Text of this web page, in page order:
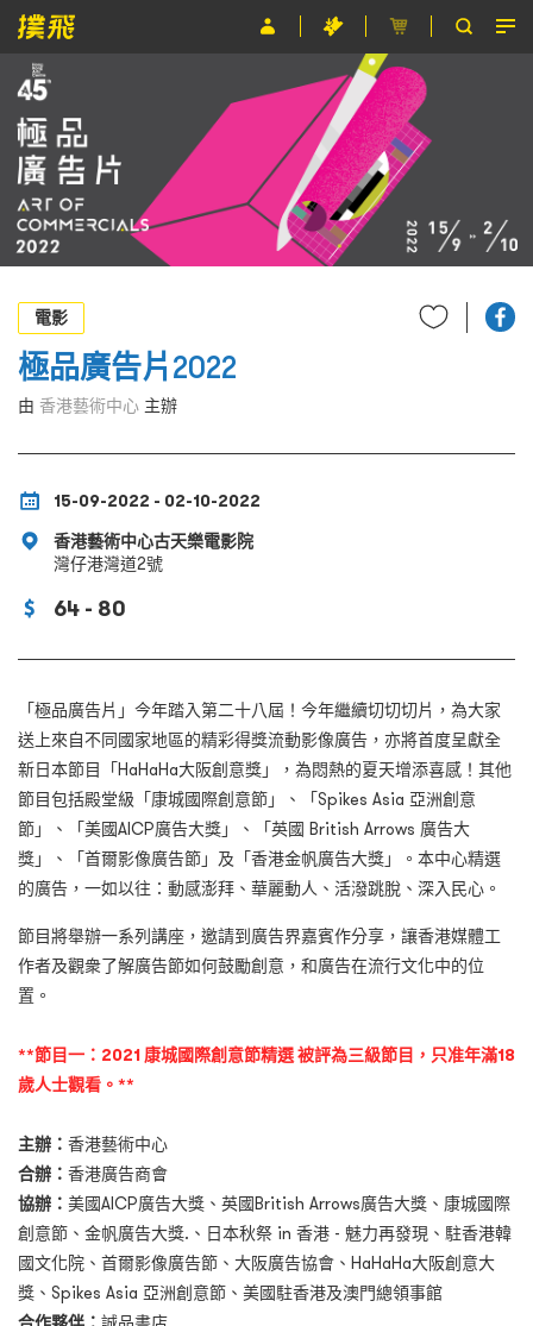
節目
主辦單位
關於撲飛
條款及細則
EN
電影
極品廣告片2022
由 香港藝術中心 主辦
15-09-2022 - 02-10-2022
香港藝術中心古天樂電影院
灣仔港灣道2號
64 - 80
「極品廣告片」今年踏入第二十八屆！今年繼續切切切片，為大家
送上來自不同國家地區的精彩得獎流動影像廣告，亦將首度呈獻全
新日本節目「HaHaHa大阪創意獎」，為悶熱的夏天增添喜感！其他
節目包括殿堂級「康城國際創意節」、「Spikes Asia 亞洲創意
節」、「美國AICP廣告大獎」、「英國 British Arrows 廣告大
獎」、「首爾影像廣告節」及「香港金帆廣告大獎」。本中心精選
的廣告，一如以往：動感澎拜、華麗動人、活潑跳脫、深入民心。
節目將舉辦一系列講座，邀請到廣告界嘉賓作分享，讓香港媒體工
作者及觀衆了解廣告節如何鼓勵創意，和廣告在流行文化中的位
置。
**️節目一：2021 康城國際創意節精選 被評為三級節目，只准年滿18
歲人士觀看。**
主辦： 香港藝術中心
合辦： 香港廣告商會
協辦： 美國AICP廣告大獎、英國British Arrows廣告大獎、康城國際
創意節、金帆廣告大獎.、日本秋祭 in 香港 - 魅力再發現、駐香港韓
國文化院、首爾影像廣告節、大阪廣告協會、HaHaHa大阪創意大
獎、Spikes Asia 亞洲創意節、美國駐香港及澳門總領事館